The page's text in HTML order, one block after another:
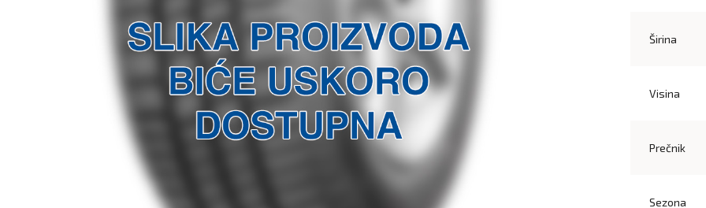
Širina
Visina
Prečnik
Sezona